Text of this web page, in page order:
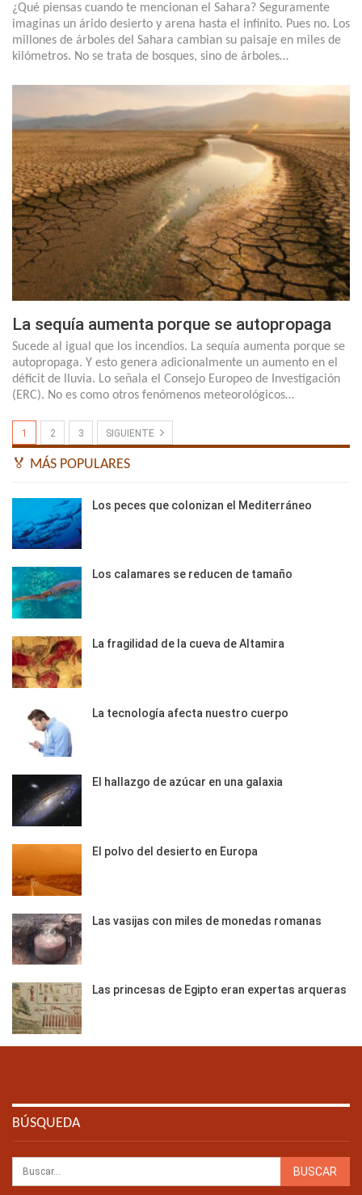
¿Qué piensas cuando te mencionan el Sahara? Seguramente
imaginas un árido desierto y arena hasta el infinito. Pues no. Los
millones de árboles del Sahara cambian su paisaje en miles de
kilómetros. No se trata de bosques, sino de árboles…
La sequía aumenta porque se autopropaga
Sucede al igual que los incendios. La sequía aumenta porque se
autopropaga. Y esto genera adicionalmente un aumento en el
déficit de lluvia. Lo señala el Consejo Europeo de Investigación
(ERC). No es como otros fenómenos meteorológicos…
1 2 3 SIGUIENTE
🏅 MÁS POPULARES
Los peces que colonizan el Mediterráneo
Los calamares se reducen de tamaño
La fragilidad de la cueva de Altamira
La tecnología afecta nuestro cuerpo
El hallazgo de azúcar en una galaxia
El polvo del desierto en Europa
Las vasijas con miles de monedas romanas
Las princesas de Egipto eran expertas arqueras
BÚSQUEDA